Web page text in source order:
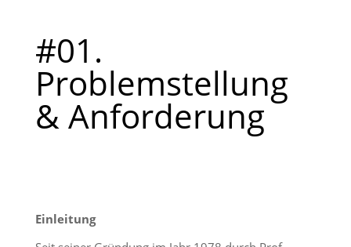
#01.
Problemstellung
& Anforderung
Einleitung